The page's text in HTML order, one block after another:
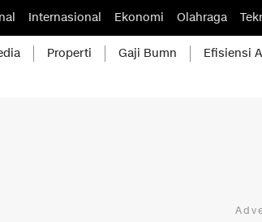
Internasional Ekonomi Olahraga
Properti Gaji Bumn Efisiensi